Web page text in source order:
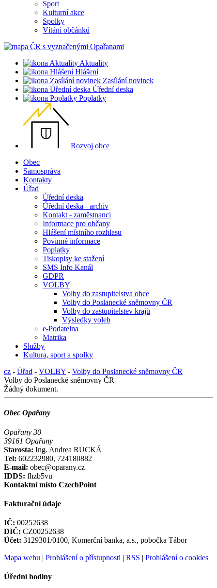
Sport
Kulturní akce
Spolky
Vítání občánků
Aktuality
Hlášení
Zasílání novinek
Úřední deska
Poplatky
Rozvoj obce
Obec
Samospráva
Kontakty
Úřad
Úřední deska
Úřední deska - archiv
Kontakt - zaměstnanci
Informace pro občany
Hlášení místního rozhlasu
Povinné informace
Poplatky
Tiskopisy ke stažení
SMS Info Kanál
GDPR
VOLBY
Volby do zastupitelstva obce
Volby do Poslanecké sněmovny ČR
Volby do zastupitelstev krajů
Výsledky voleb
e-Podatelna
Matrika
Služby
Kultura, sport a spolky
cz - Úřad - VOLBY - Volby do Poslanecké sněmovny ČR
Volby do Poslanecké sněmovny ČR
Žádný dokument.
Obec Opařany
Opařany 30
39161 Opařany
Starosta: Ing. Andrea RUCKÁ
Tel: 602232980, 724180882
E-mail: obec@oparany.cz
IDDS: fhzb5vu
Kontaktní místo CzechPoint
Fakturační údaje
IČ: 00252638
DIČ: CZ00252638
Účet: 3129301/0100, Komerční banka, a.s., pobočka Tábor
Mapa webu | Prohlášení o přístupnosti | RSS | Prohlášení o cookies
Úřední hodiny